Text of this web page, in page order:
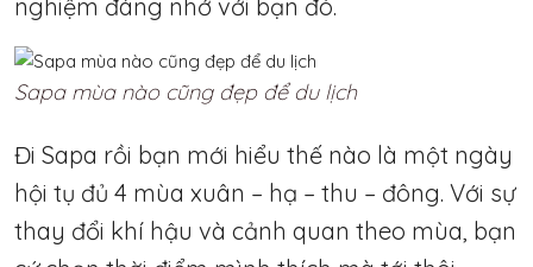
nghiệm đáng nhớ với bạn đó.
Sapa mùa nào cũng đẹp để du lịch
Đi Sapa rồi bạn mới hiểu thế nào là một ngày
hội tụ đủ 4 mùa xuân – hạ – thu – đông. Với sự
thay đổi khí hậu và cảnh quan theo mùa, bạn